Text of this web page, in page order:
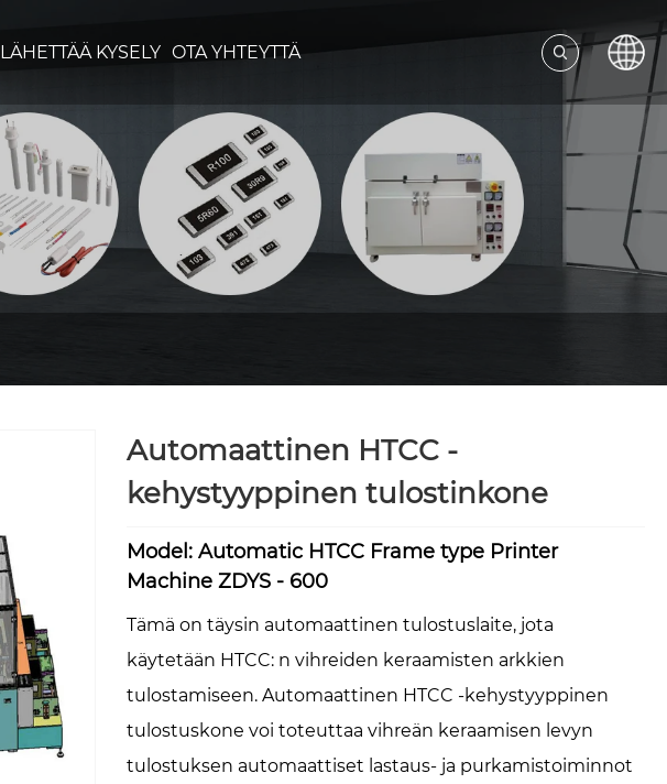
LÄHETTÄÄ KYSELY OTA YHTEYTTÄ
Automaattinen HTCC -
kehystyyppinen tulostinkone
Model: Automatic HTCC Frame type Printer
Machine ZDYS - 600
Tämä on täysin automaattinen tulostuslaite, jota
käytetään HTCC: n vihreiden keraamisten arkkien
tulostamiseen. Automaattinen HTCC -kehystyyppinen
tulostuskone voi toteuttaa vihreän keraamisen levyn
tulostuksen automaattiset lastaus- ja purkamistoiminnot